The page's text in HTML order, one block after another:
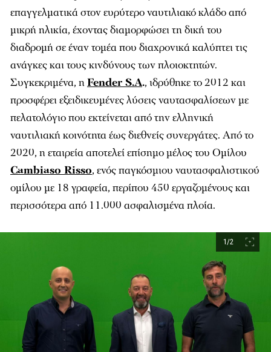
επαγγελματικά στον ευρύτερο ναυτιλιακό κλάδο από
μικρή ηλικία, έχοντας διαμορφώσει τη δική του
διαδρομή σε έναν τομέα που διαχρονικά καλύπτει τις
ανάγκες και τους κινδύνους των πλοιοκτητών.
Συγκεκριμένα, ηFender S.A., ιδρύθηκε το 2012 και
προσφέρει εξειδικευμένες λύσεις ναυτασφαλίσεων με
πελατολόγιο που εκτείνεται από την ελληνική
ναυτιλιακή κοινότητα έως διεθνείς συνεργάτες. Από το
2020, η εταιρεία αποτελεί επίσημο μέλος του Ομίλου
Cambiaso Risso, ενός παγκόσμιου ναυτασφαλιστικού
ομίλου με 18 γραφεία, περίπου 450 εργαζομένους και
περισσότερα από 11.000 ασφαλισμένα πλοία.
1/2